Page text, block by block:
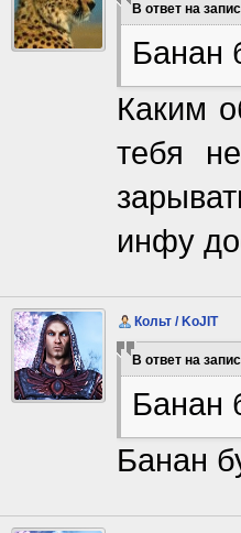
В ответ на
Банан
Каким
тебя
инфу
Кольт / KoJIT
В ответ на
Банан
Банан